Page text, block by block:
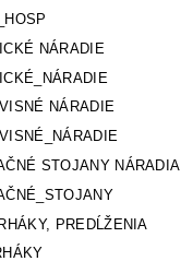
NÁRADIE
NÁRADIE
STOJANY NÁRADIA
PREDĹŽENIA